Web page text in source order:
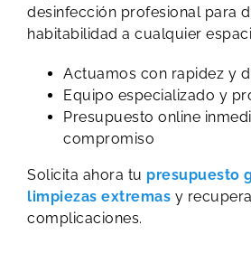
desinfección profesional para
habitabilidad a cualquier
Actuamos con rapidez y
Equipo especializado y
Presupuesto online
compromiso
Solicita ahora tu presupuesto
limpiezas extremas y
complicaciones.